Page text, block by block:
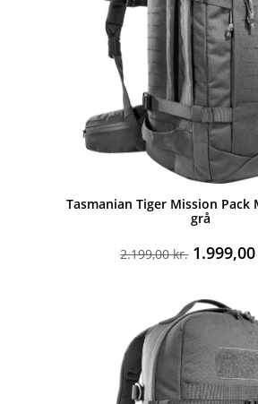
Tasmanian Tiger Mission Pack
grå
2.199,00kr. Den
var:
1.999,00